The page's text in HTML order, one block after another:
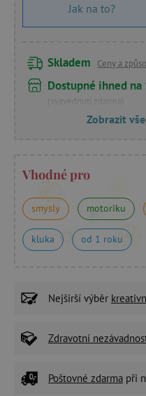
Jak na to?
Skladem Ceny a
Dostupné ihned
(vyzvednutí zdarma)
Zobrazit
Vhodné pro
smysly motoriku
kluka od 1 roku
Nejširší výběr
Zdravotní
Poštovné zdarma při